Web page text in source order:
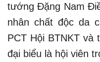
tướng Đặng Nam
nhân chất độc da
PCT Hội BTNKT và
đại biểu là hội viên